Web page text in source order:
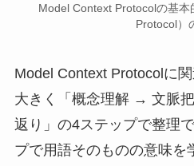
Model Context Protocolの基
Protocol）
Model Context Protocolに
大きく「概念理解 → 文脈
返り」の4ステップで整理
プで用語そのものの意味を